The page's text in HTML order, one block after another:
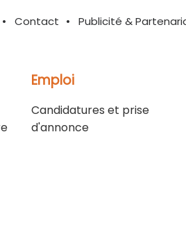
Contact Publicité &
Emploi
Candidatures et prise
d'annonce